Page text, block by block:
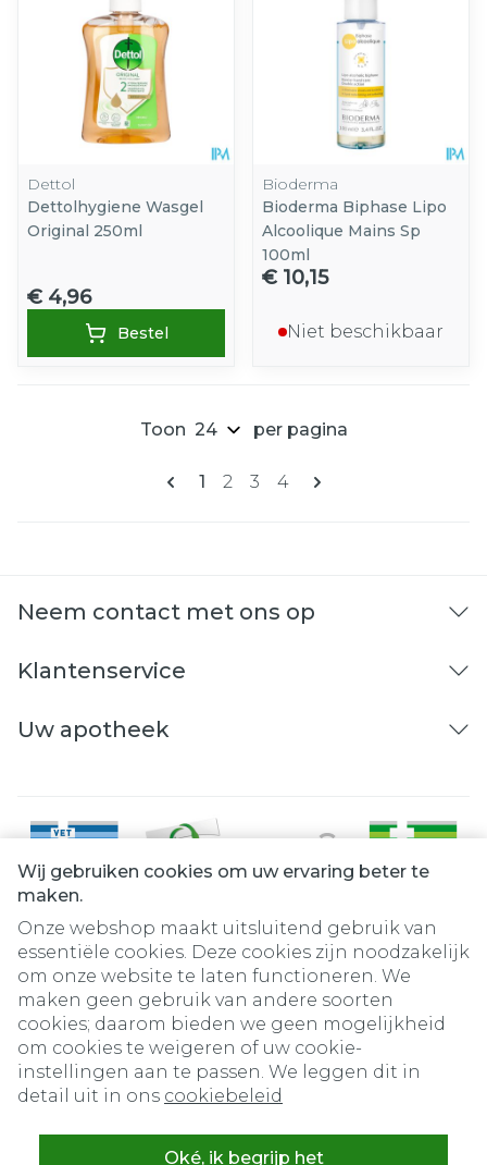
Wij gebruiken cookies om uw ervaring beter te
maken.
Onze webshop maakt uitsluitend gebruik van
essentiële cookies. Deze cookies zijn noodzakelijk
om onze website te laten functioneren. We
maken geen gebruik van andere soorten
cookies; daarom bieden we geen mogelijkheid
om cookies te weigeren of uw cookie-
instellingen aan te passen. We leggen dit in
detail uit in ons cookiebeleid
Oké, ik begrijp het
Dettol
Dettolhygiene Wasgel
Original 250ml
€ 4,96
Bestel
Bioderma
Bioderma Biphase Lipo
Alcoolique Mains Sp
100ml
€ 10,15
Niet beschikbaar
Pagina's
U lees momenteel pagina
1 Pagina
2 Pagina
3 Pagina
4
Toon per pagina
Neem contact met ons op
Klantenservice
Uw apotheek
Juridische links